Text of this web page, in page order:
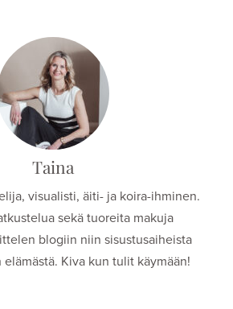
Taina
visualisti, äiti- ja koira-ihminen.
sekä tuoreita makuja
blogiin niin sisustusaiheista
Kiva kun tulit käymään!